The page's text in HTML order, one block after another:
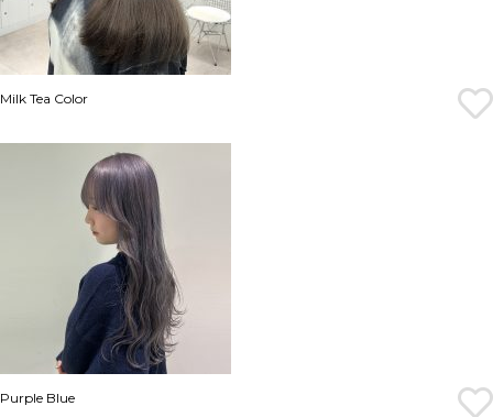
Milk Tea Color
Purple Blue